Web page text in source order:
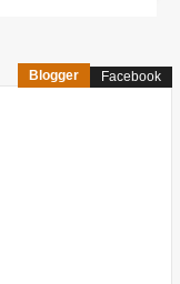
Blogger Facebook